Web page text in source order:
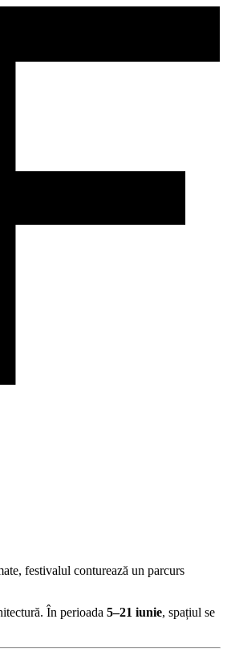
festivalul conturează un parcurs
În perioada 5–21 iunie, spațiul se